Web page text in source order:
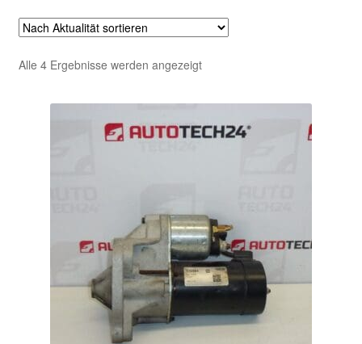
Alle 4 Ergebnisse werden angezeigtNach